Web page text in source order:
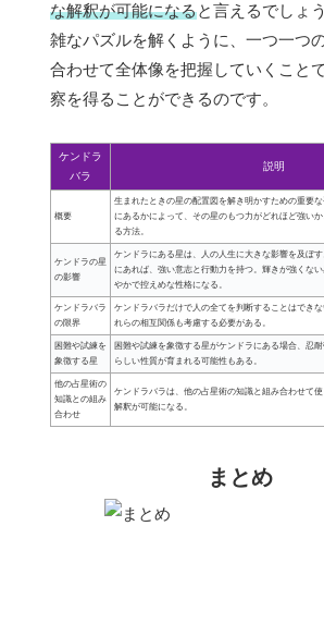
な解釈が可能になると言えるでしょ
雑なパズルを解くように、一つ一つ
合わせて全体像を把握していくこと
察を得ることができるのです。
ケンドラ
バラ
説明
概要
生まれたときの星の配置図を解き明かすための重要
にあるかによって、その星のもつ力がどれほど強い
る方法。
ケンドラの星
の影響
ケンドラにある星は、人の人生に大きな影響を及ぼ
にあれば、強い意志と行動力を持つ。輝きが強くな
やかで控えめな性格になる。
ケンドラバラ
の限界
ケンドラバラだけで人の全てを判断することはでき
れらの相互関係も考慮する必要がある。
困難や試練を
象徴する星
困難や試練を象徴する星がケンドラにある場合、忍
らしい性質が育まれる可能性もある。
他の占星術の
知識との組み
合わせ
ケンドラバラは、他の占星術の知識と組み合わせて
解釈が可能になる。
まとめ